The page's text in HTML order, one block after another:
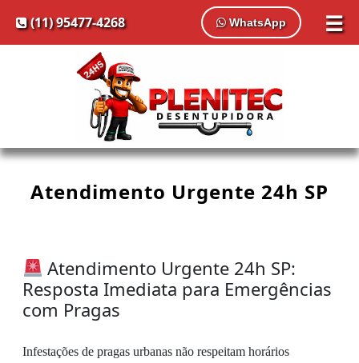
☰
(11) 95477-4268 WhatsApp
Atendimento Urgente 24h SP
Atendimento Urgente 24h SP:
Resposta Imediata para Emergências
com Pragas
Infestações de pragas urbanas não respeitam horários